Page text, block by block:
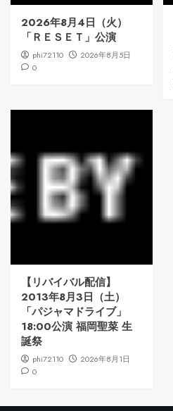
2026年8月4日（火）
「ＲＥＳＥＴ」公演
phi72110
2026年8月5日
0
【リバイバル配信】
2013年8月3日（土）
「パジャマドライブ」
18:00公演 福岡聖菜 生
誕祭
phi72110
2026年8月1日
0